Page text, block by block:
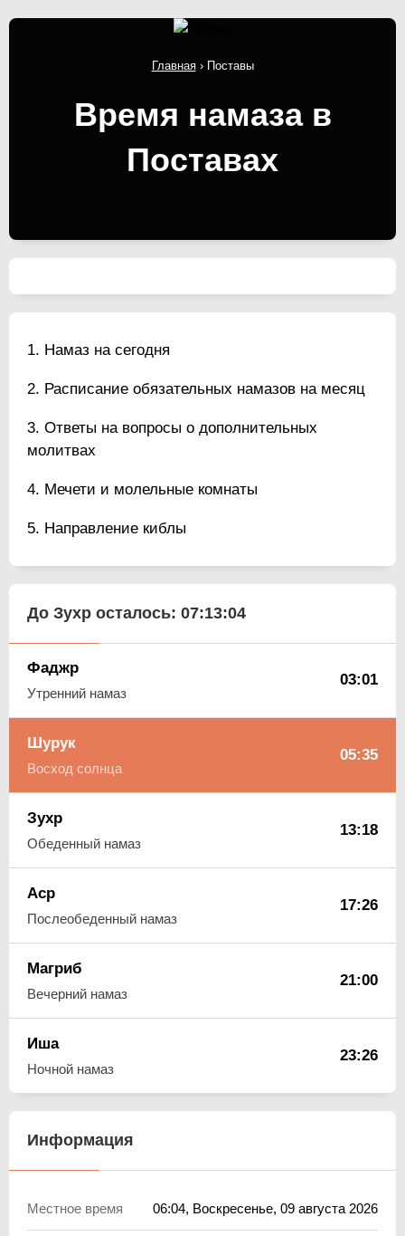
Главная› Поставы
Время намаза в
Поставах
Намаз на сегодня
Расписание обязательных намазов на месяц
Ответы на вопросы о дополнительных
молитвах
Мечети и молельные комнаты
Направление киблы
До Зухр осталось: 07:13:03
Фаджр
Утренний намаз
03:01
Шурук
Восход солнца
05:35
Зухр
Обеденный намаз
13:18
Аср
Послеобеденный намаз
17:26
Магриб
Вечерний намаз
21:00
Иша
Ночной намаз
23:26
Информация
Местное время 06:05, Воскресенье, 09 августа 2026